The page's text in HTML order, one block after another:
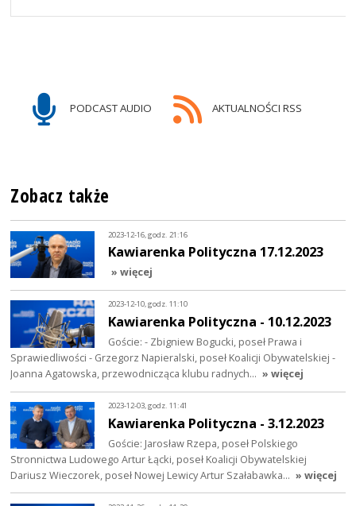
PODCAST AUDIO AKTUALNOŚCI RSS
Zobacz także
2023-12-16, godz. 21:16
Kawiarenka Polityczna 17.12.2023
» więcej
2023-12-10, godz. 11:10
Kawiarenka Polityczna - 10.12.2023
Goście: - Zbigniew Bogucki, poseł Prawa i
Sprawiedliwości - Grzegorz Napieralski, poseł Koalicji Obywatelskiej -
Joanna Agatowska, przewodnicząca klubu radnych… » więcej
2023-12-03, godz. 11:41
Kawiarenka Polityczna - 3.12.2023
Goście: Jarosław Rzepa, poseł Polskiego
Stronnictwa Ludowego Artur Łącki, poseł Koalicji Obywatelskiej
Dariusz Wieczorek, poseł Nowej Lewicy Artur Szałabawka… » więcej